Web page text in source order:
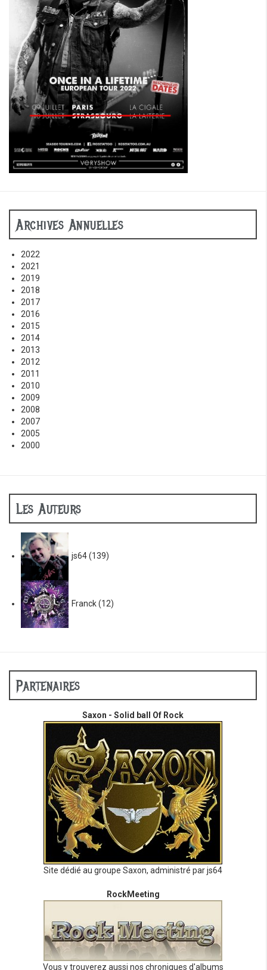
Archives Annuelles
2022
2021
2019
2018
2017
2016
2015
2014
2013
2012
2011
2010
2009
2008
2007
2005
2000
Les Auteurs
js64(139)
Franck(12)
Partenaires
Saxon - Solid ball Of Rock
Site dédié au groupe Saxon, administré par js64
RockMeeting
Vous y trouverez aussi nos chroniques d'albums